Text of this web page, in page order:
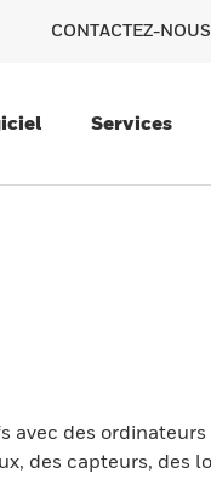
CONTACTEZ-NOUS
Services
des ordinateurs
des capteurs, des